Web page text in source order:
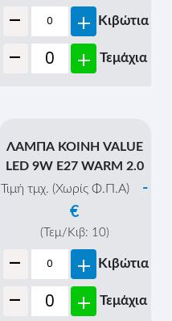
- + Κιβώτια
- + Τεμάχια
ΛΑΜΠΑ ΚΟΙΝΗ VALUE
LED 9W Ε27 WARM 2.0
Τιμή τμχ. (Χωρίς Φ.Π.Α)
-
€
(Τεμ/Κιβ: 10)
- + Κιβώτια
- + Τεμάχια